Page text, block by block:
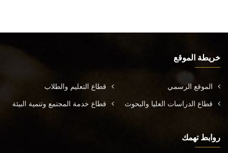
خريطة الموقع
الموقع الرسمي قطاع التعليم والطلاب
قطاع الدراسات العليا والبحوث قطاع خدمة المجتمع وتنمية البيئة
روابط تهمك